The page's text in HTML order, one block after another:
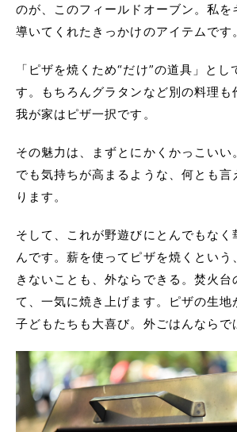
のが、このフィールドオーブン。私を
導いてくれたきっかけのアイテムです。
「ピザを焼くため“だけ”の道具」とし
す。もちろんグラタンなど別の料理も
我が家はピザ一択です。
その魅力は、まずとにかくかっこいい
でも気持ちが高まるような、何とも言
ります。
そして、これが野遊びにとんでもなく
んです。薪を使ってピザを焼くという
きないことも、外ならできる。焚火台
て、一気に焼き上げます。ピザの生地
子どもたちも大喜び。外ごはんならで